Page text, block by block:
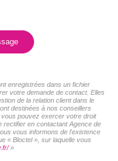
enregistrées dans un fichier
votre demande de contact. Elles
de la relation client dans le
destinées à nos conseillers
vous pouvez exercer votre droit
en contactant Agence de
vous informons de l'existence
« Bloctel », sur laquelle vous
»